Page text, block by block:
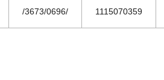
/3673/0696/ 1115070359